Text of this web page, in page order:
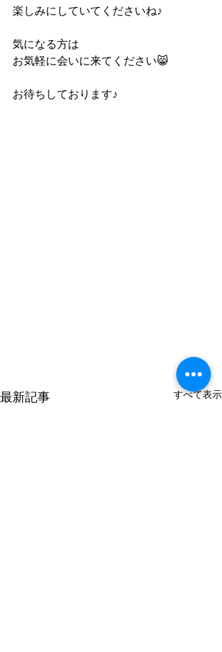
楽しみにしていてくださいね♪
気になる方は
お気軽に会いに来てください😸
お待ちしております♪
最新記事 すべて表示